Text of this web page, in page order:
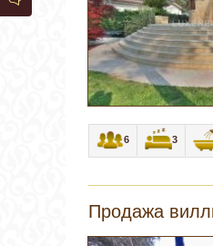
6 3
Продажа